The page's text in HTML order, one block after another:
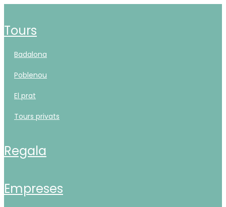
tours
badalona
poblenou
el prat
tours privats
regala
empreses